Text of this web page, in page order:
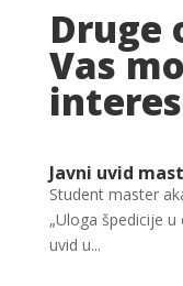
Druge
Vas
Javni uvid
Student master
„Uloga špedicije
uvid u...